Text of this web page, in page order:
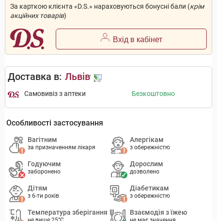
За карткою клієнта «D.S.» нараховуються бонусні бали (крім
акційних товарів)
Вхід в кабінет
Доставка в: Львів
Самовивіз з аптеки Безкоштовно
Особливості застосування
Вагітним
за призначенням лікаря
Алергікам
з обережністю
Годуючим
заборонено
Дорослим
дозволено
Дітям
з 6-ти років
Діабетикам
з обережністю
Температура зберігання Взаємодія з їжею